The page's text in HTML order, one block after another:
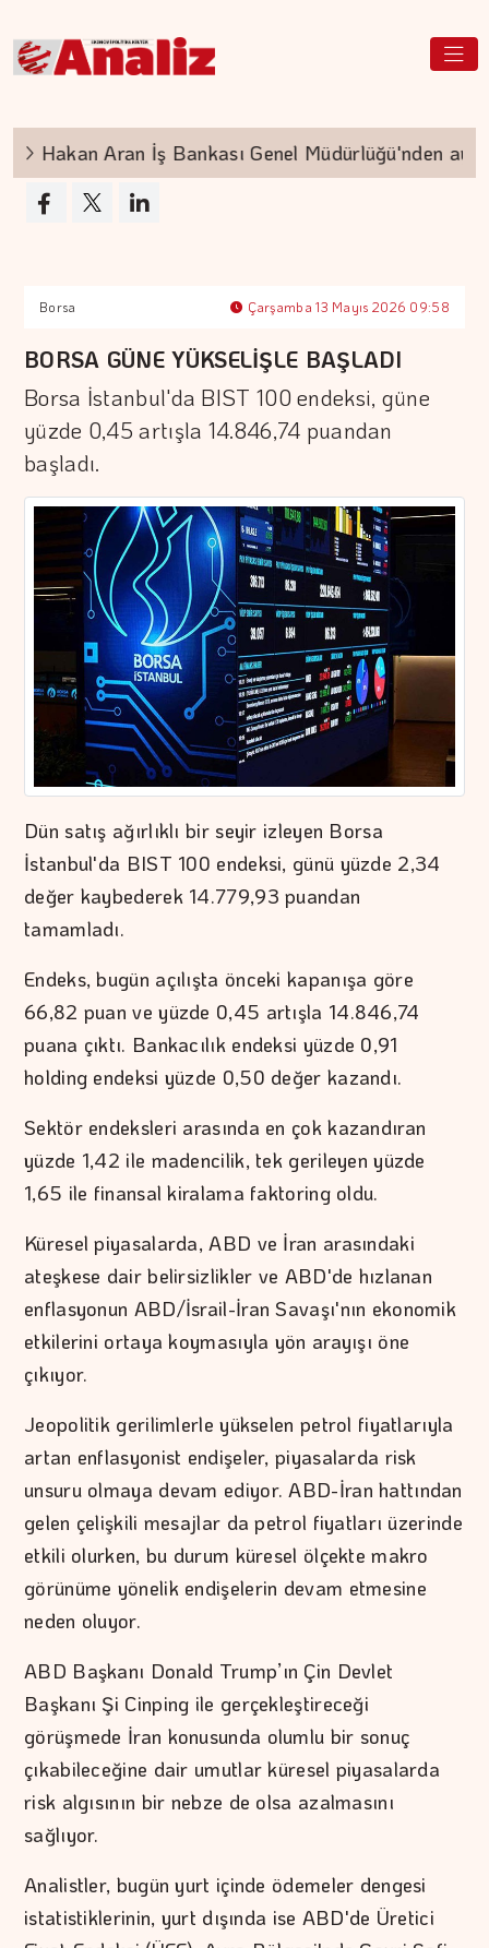
Hakan Aran İş Bankası Genel Müdürlüğü'nden
Borsa Çarşamba 13 Mayıs 2026 09:58
BORSA GÜNE YÜKSELİŞLE BAŞLADI
Borsa İstanbul'da BIST 100 endeksi, güne
yüzde 0,45 artışla 14.846,74 puandan
başladı.
Dün satış ağırlıklı bir seyir izleyen Borsa
İstanbul'da BIST 100 endeksi, günü yüzde 2,34
değer kaybederek 14.779,93 puandan
tamamladı.
Endeks, bugün açılışta önceki kapanışa göre
66,82 puan ve yüzde 0,45 artışla 14.846,74
puana çıktı. Bankacılık endeksi yüzde 0,91
holding endeksi yüzde 0,50 değer kazandı.
Sektör endeksleri arasında en çok kazandıran
yüzde 1,42 ile madencilik, tek gerileyen yüzde
1,65 ile finansal kiralama faktoring oldu.
Küresel piyasalarda, ABD ve İran arasındaki
ateşkese dair belirsizlikler ve ABD'de hızlanan
enflasyonun ABD/İsrail-İran Savaşı'nın ekonomik
etkilerini ortaya koymasıyla yön arayışı öne
çıkıyor.
Jeopolitik gerilimlerle yükselen petrol fiyatlarıyla
artan enflasyonist endişeler, piyasalarda risk
unsuru olmaya devam ediyor. ABD-İran hattından
gelen çelişkili mesajlar da petrol fiyatları üzerinde
etkili olurken, bu durum küresel ölçekte makro
görünüme yönelik endişelerin devam etmesine
neden oluyor.
ABD Başkanı Donald Trump’ın Çin Devlet
Başkanı Şi Cinping ile gerçekleştireceği
görüşmede İran konusunda olumlu bir sonuç
çıkabileceğine dair umutlar küresel piyasalarda
risk algısının bir nebze de olsa azalmasını
sağlıyor.
Analistler, bugün yurt içinde ödemeler dengesi
istatistiklerinin, yurt dışında ise ABD'de Üretici